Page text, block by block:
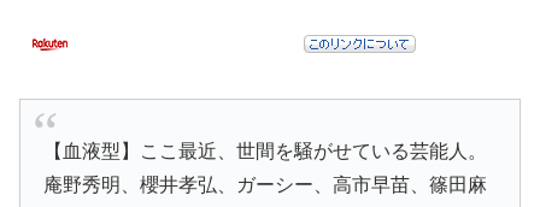
【血液型】ここ最近、世間を騒がせている芸能人。
庵野秀明、櫻井孝弘、ガーシー、高市早苗、篠田麻